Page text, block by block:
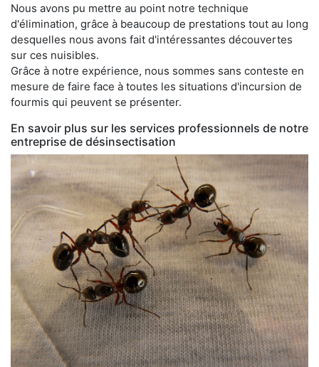
Nous avons pu mettre au point notre technique
d'élimination, grâce à beaucoup de prestations tout au long
desquelles nous avons fait d'intéressantes découvertes
sur ces nuisibles.
Grâce à notre expérience, nous sommes sans conteste en
mesure de faire face à toutes les situations d'incursion de
fourmis qui peuvent se présenter.
En savoir plus sur les services professionnels de notre
entreprise de désinsectisation